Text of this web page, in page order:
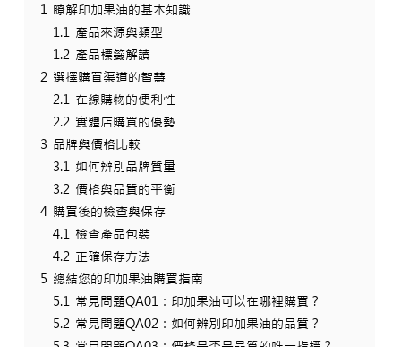
1 瞭解印加果油的基本知識
1.1 產品來源與類型
1.2 產品標籤解讀
2 選擇購買渠道的智慧
2.1 在線購物的便利性
2.2 實體店購買的優勢
3 品牌與價格比較
3.1 如何辨別品牌質量
3.2 價格與品質的平衡
4 購買後的檢查與保存
4.1 檢查產品包裝
4.2 正確保存方法
5 總結您的印加果油購買指南
5.1 常見問題QA01：印加果油可以在哪裡購買？
5.2 常見問題QA02：如何辨別印加果油的品質？